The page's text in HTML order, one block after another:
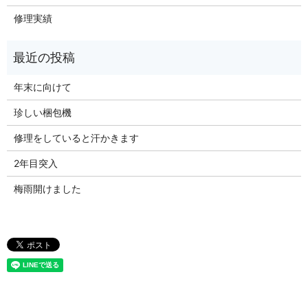
修理実績
年末に向けて
珍しい梱包機
修理をしていると汗かきます
2年目突入
梅雨開けました